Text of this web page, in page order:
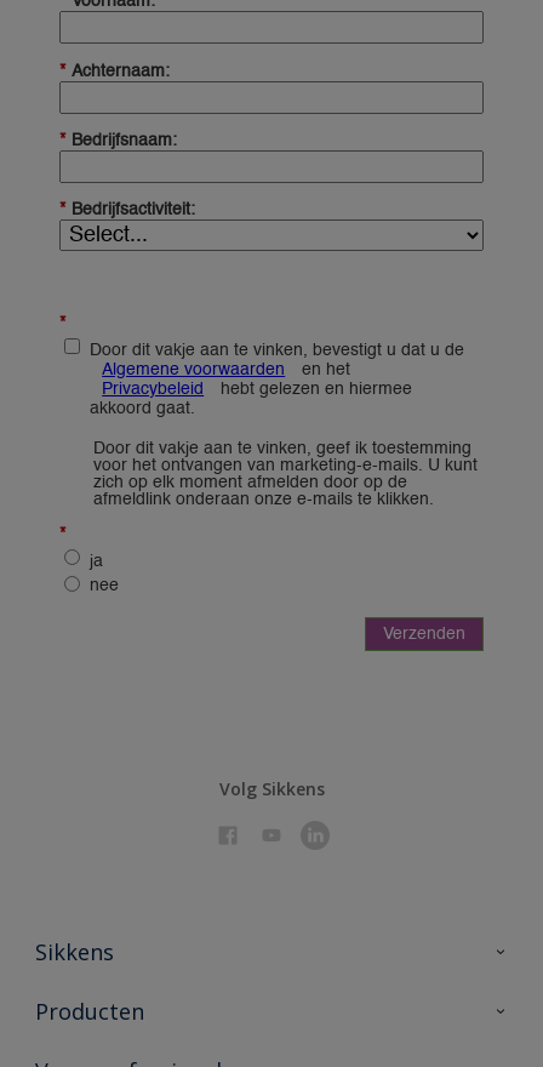
Volg Sikkens
Sikkens
Over Sikkens
Producten
Producten voor binnen